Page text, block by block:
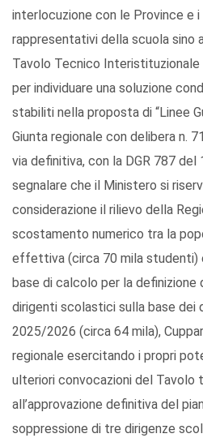
interlocuzione con le Province e
rappresentativi della scuola sino
Tavolo Tecnico
per individuare una soluzione
stabiliti nella proposta di “Linee
Giunta regionale con delibera n.
via definitiva, con la DGR 787 del
segnalare che il Ministero si
considerazione il rilievo della
scostamento numerico tra la
effettiva (circa 70 mila studenti)
base di calcolo per la
dirigenti scolastici sulla base dei
2025/2026 (circa 64 mila),
regionale esercitando i propri
ulteriori convocazioni del Tavolo
all’approvazione definitiva del
soppressione di tre dirigenze